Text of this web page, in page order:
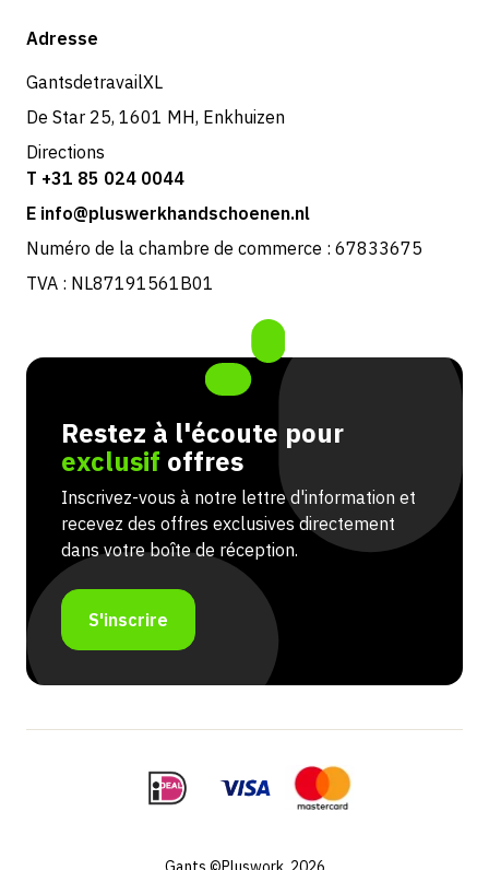
Retours et service
Boutique
Adresse
GantsdetravailXL
De Star 25, 1601 MH, Enkhuizen
Directions
T +31 85 024 0044
E info@pluswerkhandschoenen.nl
Numéro de la chambre de commerce : 67833675
TVA : NL87191561B01
Restez à l'écoute pour
exclusif offres
Inscrivez-vous à notre lettre d'information et
recevez des offres exclusives directement
dans votre boîte de réception.
S'inscrire